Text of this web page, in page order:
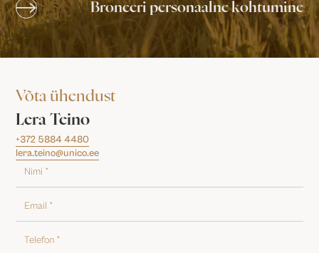
Broneeri personaalne kohtumine
Võta ühendust
Lera Teino
+372 5884 4480
lera.teino@unico.ee